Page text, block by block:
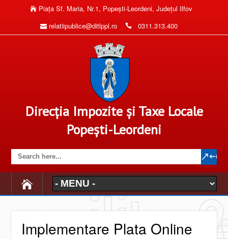
Piaţa Sf. Maria, Nr.1, Popeşti-Leordeni, Judeţul Ilfov
relatiipublice@ditlppl.ro
0311.313.400
Direcția Impozite și Taxe Locale
Popești-Leordeni
Implementare Plata Online